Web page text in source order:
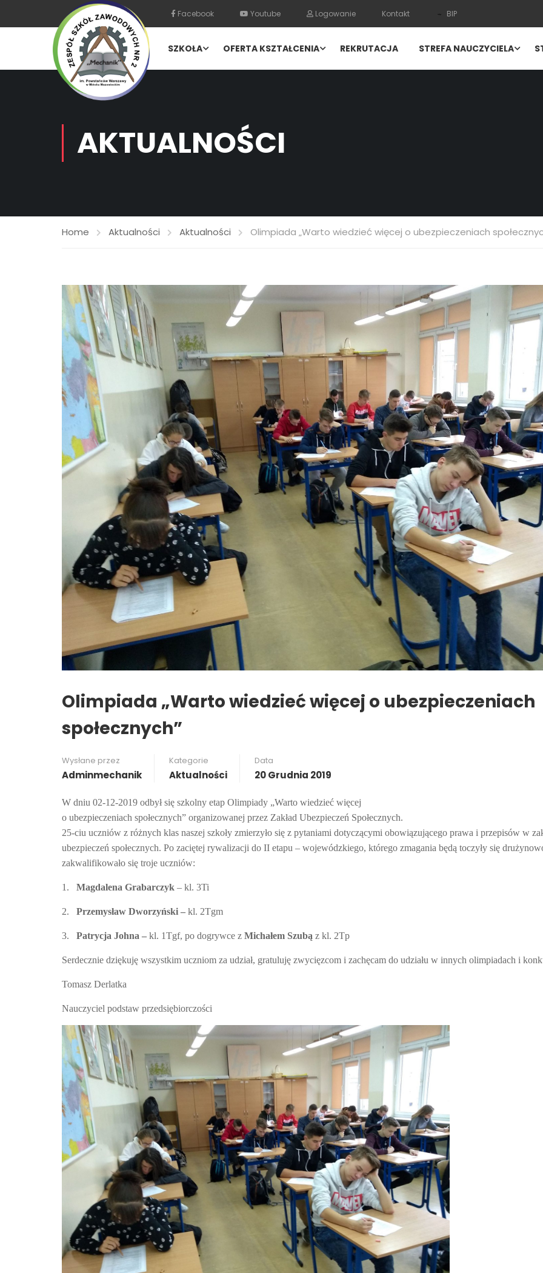
Facebook Youtube Logowanie Kontakt BIP
SZKOŁA OFERTA KSZTAŁCENIA REKRUTACJA STREFA NAUCZYCIELA
AKTUALNOŚCI
Home Aktualności Aktualności Olimpiada „Warto wiedzieć więcej o ubezpieczeniach
Olimpiada „Warto wiedzieć więcej o ubezpieczeniach
społecznych”
Wysłane przez
Adminmechanik
Kategorie
Aktualności
Data
20 Grudnia 2019
W dniu 02-12-2019 odbył się szkolny etap Olimpiady „Warto wiedzieć więcej
o ubezpieczeniach społecznych” organizowanej przez Zakład Ubezpieczeń Społecznych.
25-ciu uczniów z różnych klas naszej szkoły zmierzyło się z pytaniami dotyczącymi obowiązującego prawa i przepisów w
ubezpieczeń społecznych. Po zaciętej rywalizacji do II etapu – wojewódzkiego, którego zmagania będą toczyły się
zakwalifikowało się troje uczniów:
1. Magdalena Grabarczyk – kl. 3Ti
2. Przemysław Dworzyński – kl. 2Tgm
3. Patrycja Johna – kl. 1Tgf, po dogrywce z Michałem Szubą z kl. 2Tp
Serdecznie dziękuję wszystkim uczniom za udział, gratuluję zwycięzcom i zachęcam do udziału w innych olimpiadach i
Tomasz Derlatka
Nauczyciel podstaw przedsiębiorczości